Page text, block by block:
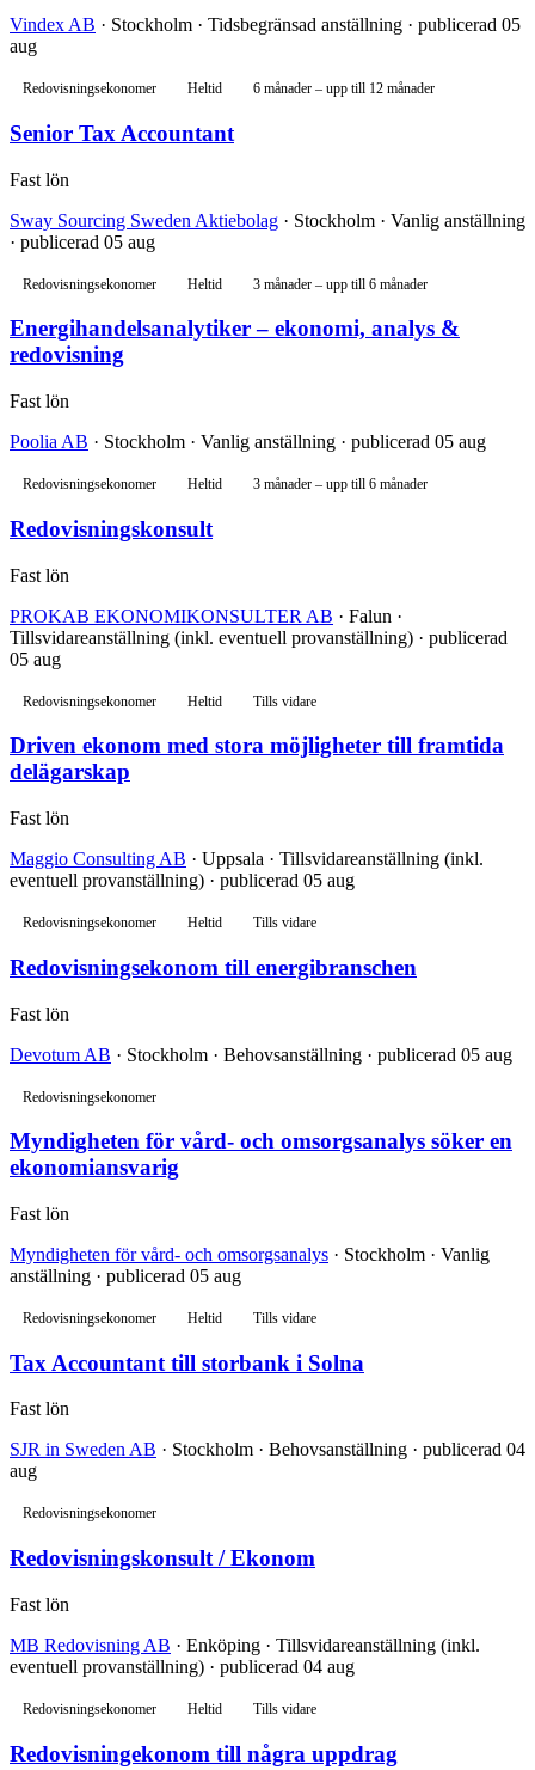
Vindex AB · Stockholm · Tidsbegränsad anställning · publicerad 05
aug
Redovisningsekonomer Heltid 6 månader – upp till 12 månader
Senior Tax Accountant
Fast lön
Sway Sourcing Sweden Aktiebolag · Stockholm · Vanlig anställning
· publicerad 05 aug
Redovisningsekonomer Heltid 3 månader – upp till 6 månader
Energihandelsanalytiker – ekonomi, analys &
redovisning
Fast lön
Poolia AB · Stockholm · Vanlig anställning · publicerad 05 aug
Redovisningsekonomer Heltid 3 månader – upp till 6 månader
Redovisningskonsult
Fast lön
PROKAB EKONOMIKONSULTER AB · Falun ·
Tillsvidareanställning (inkl. eventuell provanställning) · publicerad
05 aug
Redovisningsekonomer Heltid Tills vidare
Driven ekonom med stora möjligheter till framtida
delägarskap
Fast lön
Maggio Consulting AB · Uppsala · Tillsvidareanställning (inkl.
eventuell provanställning) · publicerad 05 aug
Redovisningsekonomer Heltid Tills vidare
Redovisningsekonom till energibranschen
Fast lön
Devotum AB · Stockholm · Behovsanställning · publicerad 05 aug
Redovisningsekonomer
Myndigheten för vård- och omsorgsanalys söker en
ekonomiansvarig
Fast lön
Myndigheten för vård- och omsorgsanalys · Stockholm · Vanlig
anställning · publicerad 05 aug
Redovisningsekonomer Heltid Tills vidare
Tax Accountant till storbank i Solna
Fast lön
SJR in Sweden AB · Stockholm · Behovsanställning · publicerad 04
aug
Redovisningsekonomer
Redovisningskonsult / Ekonom
Fast lön
MB Redovisning AB · Enköping · Tillsvidareanställning (inkl.
eventuell provanställning) · publicerad 04 aug
Redovisningsekonomer Heltid Tills vidare
Redovisningekonom till några uppdrag